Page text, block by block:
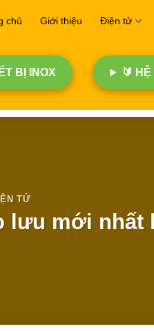
chủ Giới thiệu Điện tử
BỊ INOX 🔰
TỬ
lưu mới nhất